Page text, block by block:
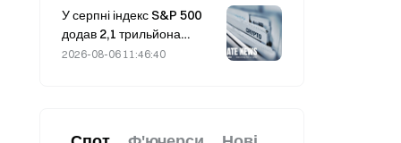
У серпні індекс S&P 500
додав 2,1 трильйона
доларів, зрісши на 3,12%,
2026-08-06 11:46:40